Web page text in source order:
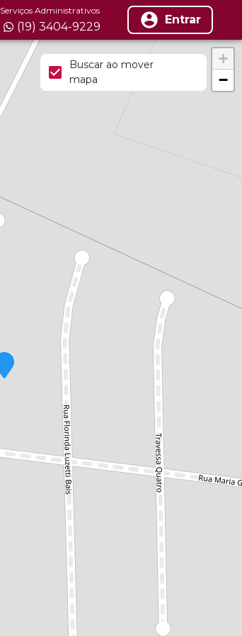
Serviços Administrativos
(19) 3404-9229 Entrar
+
−
Buscar ao mover
mapa